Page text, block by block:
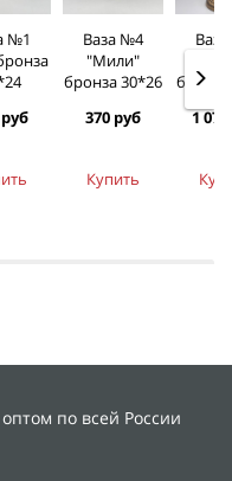
№1
Ваза №4
"Мили"
бронза 30*26
370 руб
Купить
1
по всей России